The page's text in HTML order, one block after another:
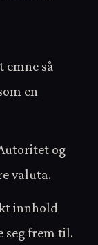
emne så
en
og
valuta.
innhold
seg frem til.